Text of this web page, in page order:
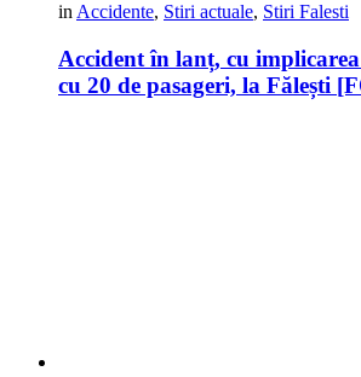
in Accidente, Stiri actuale, Stiri Falesti
Accident în lanț, cu
cu 20 de pasageri, la Fălești